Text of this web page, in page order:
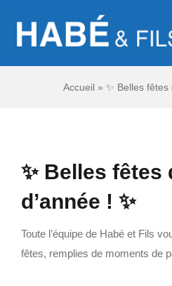
contenu
Accueil » ✨ Belles fêtes
✨ Belles fêtes
d’année ! ✨
Toute l’équipe de Habé et Fils
fêtes, remplies de moments de